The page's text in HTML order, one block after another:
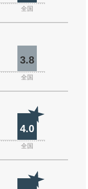
全国
3.8
全国
4.0
全国